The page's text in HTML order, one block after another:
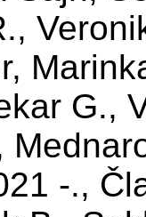
G.,
-.,